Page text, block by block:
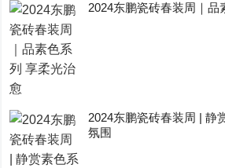
2024东鹏瓷砖春装周｜品
2024东鹏瓷砖春装周 | 静
氛围